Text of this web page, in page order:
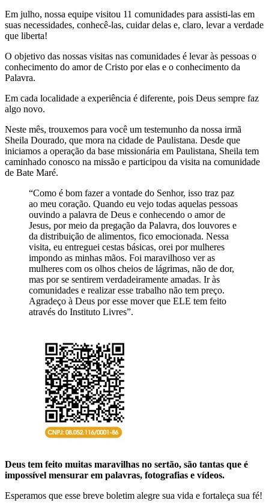
Em julho, nossa equipe visitou 11 comunidades para assisti-las em
suas necessidades, conhecê-las, cuidar delas e, claro, levar a verdade
que liberta!
O objetivo das nossas visitas nas comunidades é levar às pessoas o
conhecimento do amor de Cristo por elas e o conhecimento da
Palavra.
Em cada localidade a experiência é diferente, pois Deus sempre faz
algo novo.
Neste mês, trouxemos para você um testemunho da nossa irmã
Sheila Dourado, que mora na cidade de Paulistana. Desde que
iniciamos a operação da base missionária em Paulistana, Sheila tem
caminhado conosco na missão e participou da visita na comunidade
de Bate Maré.
“Como é bom fazer a vontade do Senhor, isso traz paz
ao meu coração. Quando eu vejo todas aquelas pessoas
ouvindo a palavra de Deus e conhecendo o amor de
Jesus, por meio da pregação da Palavra, dos louvores e
da distribuição de alimentos, fico emocionada. Nessa
visita, eu entreguei cestas básicas, orei por mulheres
impondo as minhas mãos. Foi maravilhoso ver as
mulheres com os olhos cheios de lágrimas, não de dor,
mas por se sentirem verdadeiramente amadas. Ir às
comunidades e realizar esse trabalho não tem preço.
Agradeço à Deus por esse mover que ELE tem feito
através do Instituto Livres”.
Deus tem feito muitas maravilhas no sertão, são tantas que é
impossível mensurar em palavras, fotografias e vídeos.
Esperamos que esse breve boletim alegre sua vida e fortaleça sua fé!